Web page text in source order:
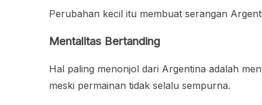
Perubahan kecil itu membuat serangan
Mentalitas Bertanding
Hal paling menonjol dari Argentina adalah
meski permainan tidak selalu sempurna.